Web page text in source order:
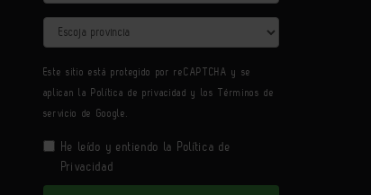
Provincia
Este sitio está protegido por reCAPTCHA y se
aplican la Política de privacidad y losTérminos de
servicio de Google.
He leído y entiendo la Política de
Privacidad